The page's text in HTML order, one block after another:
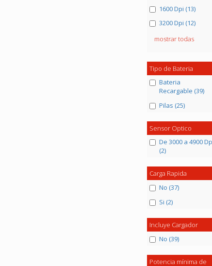
1600 Dpi (13)
3200 Dpi (12)
mostrar todas
Tipo de Bateria
Bateria
Recargable (39)
Pilas (25)
Sensor Optico
De 3000 a 4900
(2)
Carga Rapida
No (37)
Si (2)
Incluye Cargador
No (39)
Potencia mínima de